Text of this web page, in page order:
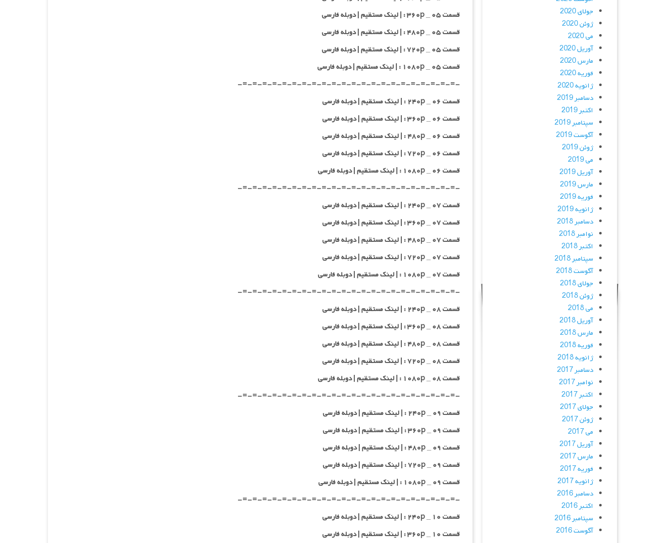
قسمت ۰۵ _ ۳۶۰p : | لینک مستقیم | دوبله فارسی
قسمت ۰۵ _ ۴۸۰p : | لینک مستقیم | دوبله فارسی
قسمت ۰۵ _ ۷۲۰p : | لینک مستقیم | دوبله فارسی
قسمت ۰۵ _ ۱۰۸۰p : | لینک مستقیم | دوبله فارسی
-=-=-=-=-=-=-=-=-=-=-=-=-=-=-=-=-=-=-=-=-=-=-
قسمت ۰۶ _ ۲۴۰p : | لینک مستقیم | دوبله فارسی
قسمت ۰۶ _ ۳۶۰p : | لینک مستقیم | دوبله فارسی
قسمت ۰۶ _ ۴۸۰p : | لینک مستقیم | دوبله فارسی
قسمت ۰۶ _ ۷۲۰p : | لینک مستقیم | دوبله فارسی
قسمت ۰۶ _ ۱۰۸۰p : | لینک مستقیم | دوبله فارسی
-=-=-=-=-=-=-=-=-=-=-=-=-=-=-=-=-=-=-=-=-=-=-
قسمت ۰۷ _ ۲۴۰p : | لینک مستقیم | دوبله فارسی
قسمت ۰۷ _ ۳۶۰p : | لینک مستقیم | دوبله فارسی
قسمت ۰۷ _ ۴۸۰p : | لینک مستقیم | دوبله فارسی
قسمت ۰۷ _ ۷۲۰p : | لینک مستقیم | دوبله فارسی
قسمت ۰۷ _ ۱۰۸۰p : | لینک مستقیم | دوبله فارسی
-=-=-=-=-=-=-=-=-=-=-=-=-=-=-=-=-=-=-=-=-=-=-
قسمت ۰۸ _ ۲۴۰p : | لینک مستقیم | دوبله فارسی
قسمت ۰۸ _ ۳۶۰p : | لینک مستقیم | دوبله فارسی
قسمت ۰۸ _ ۴۸۰p : | لینک مستقیم | دوبله فارسی
قسمت ۰۸ _ ۷۲۰p : | لینک مستقیم | دوبله فارسی
قسمت ۰۸ _ ۱۰۸۰p : | لینک مستقیم | دوبله فارسی
-=-=-=-=-=-=-=-=-=-=-=-=-=-=-=-=-=-=-=-=-=-=-
قسمت ۰۹ _ ۲۴۰p : | لینک مستقیم | دوبله فارسی
قسمت ۰۹ _ ۳۶۰p : | لینک مستقیم | دوبله فارسی
قسمت ۰۹ _ ۴۸۰p : | لینک مستقیم | دوبله فارسی
قسمت ۰۹ _ ۷۲۰p : | لینک مستقیم | دوبله فارسی
قسمت ۰۹ _ ۱۰۸۰p : | لینک مستقیم | دوبله فارسی
-=-=-=-=-=-=-=-=-=-=-=-=-=-=-=-=-=-=-=-=-=-=-
قسمت ۱۰ _ ۲۴۰p : | لینک مستقیم | دوبله فارسی
قسمت ۱۰ _ ۳۶۰p : | لینک مستقیم | دوبله فارسی
جولای 2020
ژوئن 2020
می 2020
آوریل 2020
مارس 2020
فوریه 2020
ژانویه 2020
دسامبر 2019
اکتبر 2019
سپتامبر 2019
آگوست 2019
ژوئن 2019
می 2019
آوریل 2019
مارس 2019
فوریه 2019
ژانویه 2019
دسامبر 2018
نوامبر 2018
اکتبر 2018
سپتامبر 2018
آگوست 2018
جولای 2018
ژوئن 2018
می 2018
آوریل 2018
مارس 2018
فوریه 2018
ژانویه 2018
دسامبر 2017
نوامبر 2017
اکتبر 2017
جولای 2017
ژوئن 2017
می 2017
آوریل 2017
مارس 2017
فوریه 2017
ژانویه 2017
دسامبر 2016
اکتبر 2016
سپتامبر 2016
آگوست 2016